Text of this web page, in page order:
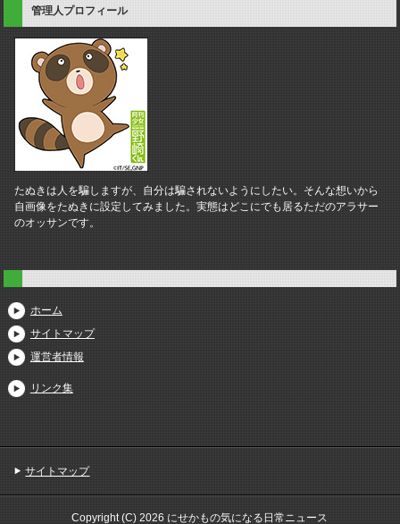
管理人プロフィール
たぬきは人を騙しますが、自分は騙されないようにしたい。そんな想いから
自画像をたぬきに設定してみました。実態はどこにでも居るただのアラサー
のオッサンです。
ホーム
サイトマップ
運営者情報
リンク集
サイトマップ
Copyright (C) 2026 にせかもの気になる日常ニュース